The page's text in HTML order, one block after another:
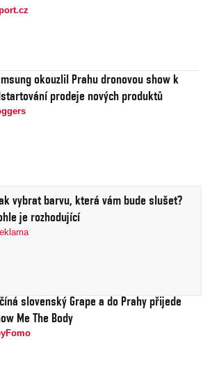
okouzlil Prahu dronovou show k
prodeje nových produktů
vybrat barvu, která vám bude slušet?
je rozhodující
slovenský Grape a do Prahy přijede
Me The Body